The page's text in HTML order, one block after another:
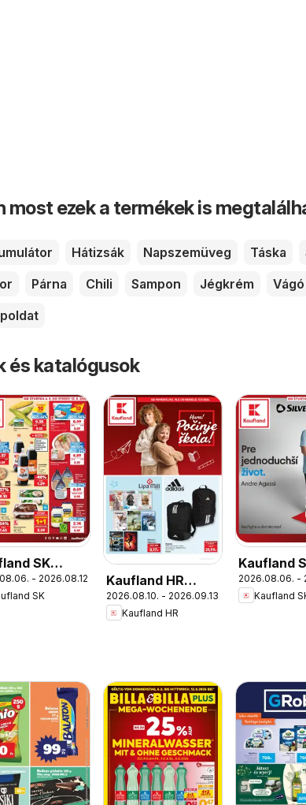
most ezek a termékek is
Hátizsák Napszemüveg Táska
Párna Chili Sampon Jégkrém
Vágó
és katalógusok
SK
újság
- 2026.08.12.
SK
Kaufland HR
akciós újság
2026.08.10. - 2026.09.13.
Kaufland HR
Kaufland
Nonfood
újság
2026.08.06. -
Kaufland